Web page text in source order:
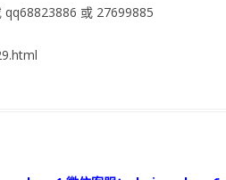
或 27699885